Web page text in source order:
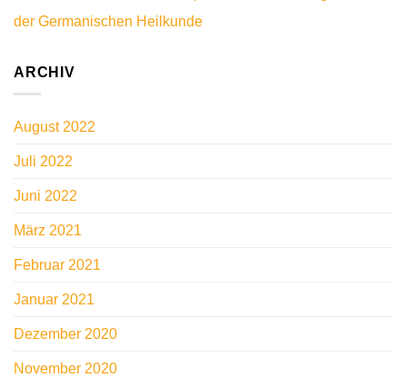
der Germanischen Heilkunde
ARCHIV
August 2022
Juli 2022
Juni 2022
März 2021
Februar 2021
Januar 2021
Dezember 2020
November 2020